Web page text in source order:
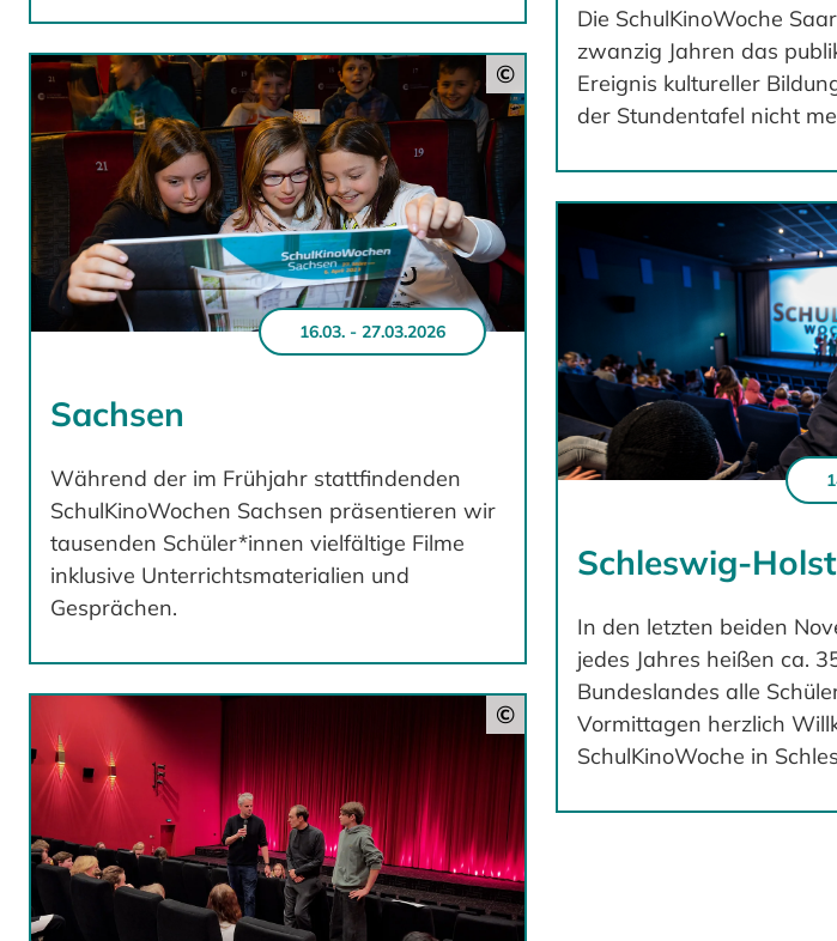
Die SchulKinoWoche
zwanzig Jahren das
Ereignis kultureller
der Stundentafel nicht
©
16.03. - 27.03.2026
Sachsen
Während der im Frühjahr stattfindenden
SchulKinoWochen Sachsen präsentieren wir
tausenden Schüler*innen vielfältige Filme
inklusive Unterrichtsmaterialien und
Gesprächen.
Schleswig-
In den letzten beiden
jedes Jahres heißen ca.
Bundeslandes alle
Vormittagen herzlich
SchulKinoWoche in
©